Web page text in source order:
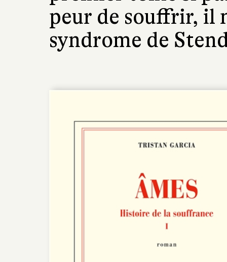
peur de souffrir, il
syndrome de